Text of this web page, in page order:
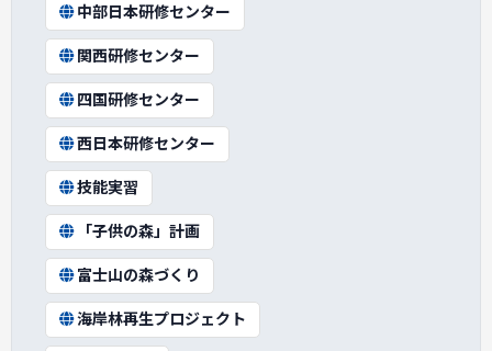
中部日本研修センター
関西研修センター
四国研修センター
西日本研修センター
技能実習
「子供の森」計画
富士山の森づくり
海岸林再生プロジェクト